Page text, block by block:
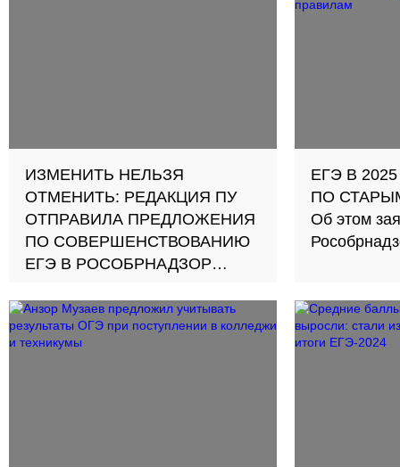
Левицкая,
ИЗМЕНИТЬ НЕЛЬЗЯ
ОТМЕНИТЬ: РЕДАКЦИЯ ПУ
ОТПРАВИЛА ПРЕДЛОЖЕНИЯ
ПО СОВЕРШЕНСТВОВАНИЮ
ЕГЭ В РОСОБРНАДЗОР
стоит изменить в содержании и
сдаче экзамена
ЕГЭ В
ПО
Об этом